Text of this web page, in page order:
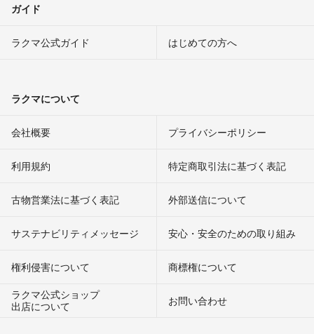
ガイド
ラクマ公式ガイド はじめての方へ
ラクマについて
会社概要 プライバシーポリシー
利用規約 特定商取引法に基づく表記
古物営業法に基づく表記 外部送信について
サステナビリティメッセージ 安心・安全のための取り組み
権利侵害について
商標権について
ラクマ公式ショップ
出店について
お問い合わせ